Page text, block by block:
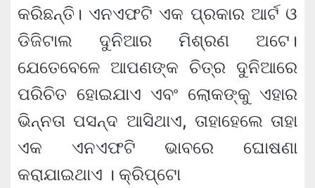
କରିଛନ୍ତି। ଏନଏଫଟି ଏକ ପ୍ରକାର ଆର୍ଟ ଓ
ଡିଜିଟାଲ ଦୁନିଆର ମିଶ୍ରଣ ଅଟେ।
ଯେତେବେଳେ ଆପଣଙ୍କ ଚିତ୍ର ଦୁନିଆରେ
ପରିଚିତ ହୋଇଯାଏ ଏବଂ ଲୋକଙ୍କୁ ଏହାର
ଭିନ୍ନତା ପସନ୍ଦ ଆସିଥାଏ, ତାହାହେଲେ ତାହା
ଏକ ଏନଏଫଟି ଭାବରେ ଘୋଷଣା
କରାଯାଇଥାଏ । କ୍ରିପ୍ଟୋ